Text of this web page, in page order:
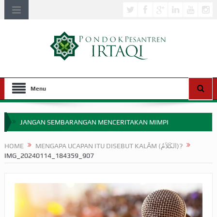
Menu
JANGAN SEMBARANGAN MENCERITAKAN MIMPI
MIMPI YANG DIABAIKAN MENJELANG PERANG BADAR
SEBELUM TIBA SAAT WAJIB?
HAKIKAT NIKMAT DI DUNIA!
HOME
MENGAPA UCAPAN ITU DISEBUT KALĀM (الكَلاَمُ)?
IMG_20240114_184359_907